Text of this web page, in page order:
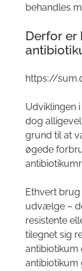
behandles
Derfor
https://
Udviklingen
dog
grund til at
øgede
Ethvert
udvælge –
resistente
tilegnet sig
antibiotikum
antibiotikum